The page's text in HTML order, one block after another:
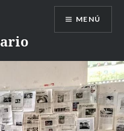
MENÚ